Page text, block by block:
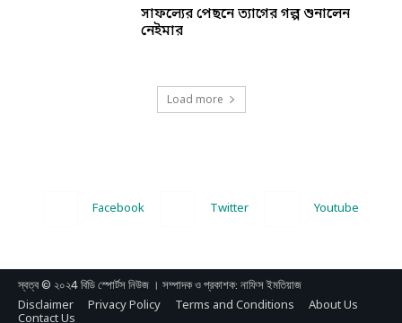
সাফল্যের পেছনে ত্যাগের গল্প শুনালেন
নেইমার
Load more
Facebook Twitter Youtube
স্বত্ব © ২০২4 বিডি স্পোর্টস নিউজ । সম্পাদক ও প্রকাশক: নাফিস ইমতিয়াজ
Disclaimer Privacy Policy Terms and Conditions
About Us
Contact Us